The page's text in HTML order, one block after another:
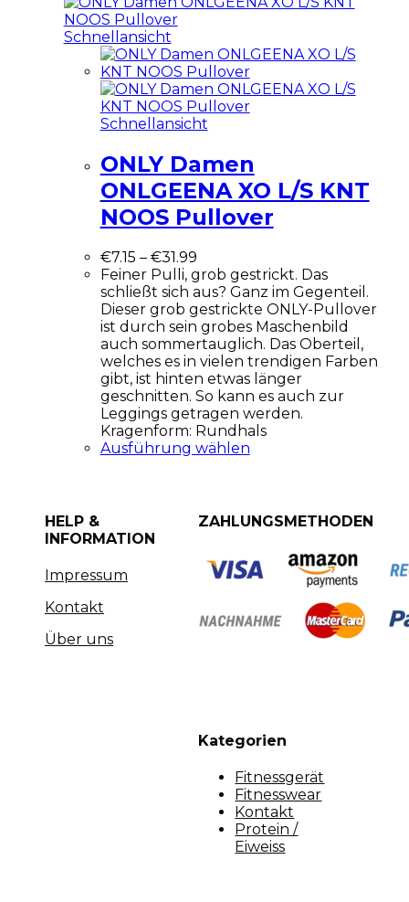
Schnellansicht
Schnellansicht
ONLY Damen
ONLGEENA XO L/S KNT
NOOS Pullover
€7.15 – €31.99
Feiner Pulli, grob gestrickt. Das
schließt sich aus? Ganz im Gegenteil.
Dieser grob gestrickte ONLY-Pullover
ist durch sein grobes Maschenbild
auch sommertauglich. Das Oberteil,
welches es in vielen trendigen Farben
gibt, ist hinten etwas länger
geschnitten. So kann es auch zur
Leggings getragen werden.
Kragenform: Rundhals
Ausführung wählen
HELP &
INFORMATION
Impressum
Kontakt
Über uns
ZAHLUNGSMETHODEN
Kategorien
Fitnessgerät
Fitnesswear
Kontakt
Protein /
Eiweiss